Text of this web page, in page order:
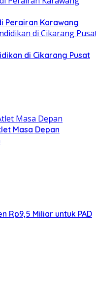
Perairan Karawang
di Cikarang Pusat
Masa Depan
Rp9,5 Miliar untuk PAD